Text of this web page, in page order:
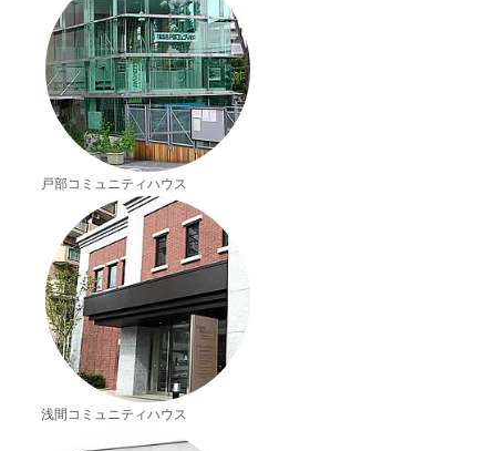
戸部コミュニティハウス
浅間コミュニティハウス